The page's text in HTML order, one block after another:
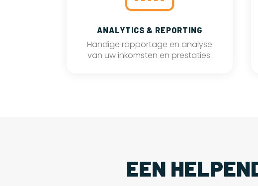
ANALYTICS & REPORTING
Handige rapportage en analyse
van uw inkomsten en prestaties.
EEN